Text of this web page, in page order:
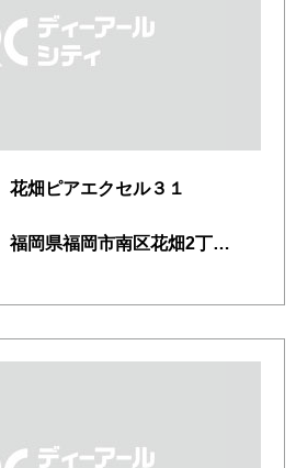
花畑ピアエクセル３１
福岡県福岡市南区花畑2丁目20番16号